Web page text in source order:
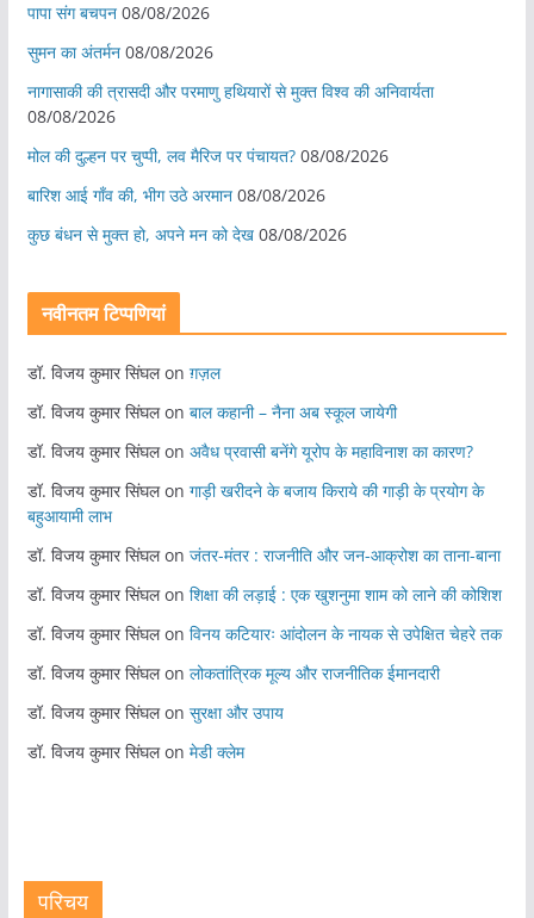
पापा संग बचपन 08/08/2026
सुमन का अंतर्मन 08/08/2026
नागासाकी की त्रासदी और परमाणु हथियारों से मुक्त विश्व की अनिवार्यता
08/08/2026
मोल की दुल्हन पर चुप्पी, लव मैरिज पर पंचायत? 08/08/2026
बारिश आई गाँव की, भीग उठे अरमान 08/08/2026
कुछ बंधन से मुक्त हो, अपने मन को देख 08/08/2026
नवीनतम टिप्पणियां
डॉ. विजय कुमार सिंघलon ग़ज़ल
डॉ. विजय कुमार सिंघलon बाल कहानी – नैना अब स्कूल जायेगी
डॉ. विजय कुमार सिंघलon अवैध प्रवासी बनेंगे यूरोप के महाविनाश का कारण?
डॉ. विजय कुमार सिंघलon गाड़ी खरीदने के बजाय किराये की गाड़ी के प्रयोग के
बहुआयामी लाभ
डॉ. विजय कुमार सिंघलon जंतर-मंतर : राजनीति और जन-आक्रोश का ताना-बाना
डॉ. विजय कुमार सिंघलon शिक्षा की लड़ाई : एक खुशनुमा शाम को लाने की कोशिश
डॉ. विजय कुमार सिंघलon विनय कटियारः आंदोलन के नायक से उपेक्षित चेहरे तक
डॉ. विजय कुमार सिंघलon लोकतांत्रिक मूल्य और राजनीतिक ईमानदारी
डॉ. विजय कुमार सिंघलon सुरक्षा और उपाय
डॉ. विजय कुमार सिंघलon मेडी क्लेम
परिचय